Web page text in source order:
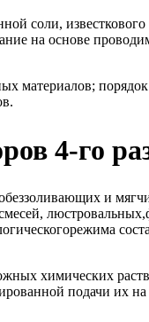
соли,
на основе
материалов;
4-го
и
химических
подачи их